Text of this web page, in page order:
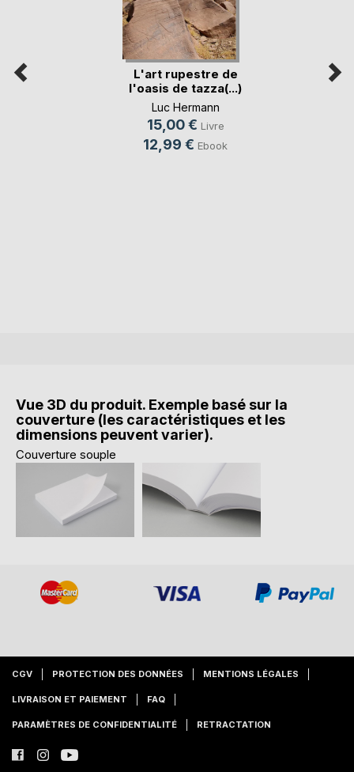
L'art rupestre de
l'oasis de tazza(...)
Luc Hermann
15,00 € Livre
12,99 € Ebook
Vue 3D du produit. Exemple basé sur la
couverture (les caractéristiques et les
dimensions peuvent varier).
Couverture souple
CGV PROTECTION DES DONNÉES MENTIONS LÉGALES
LIVRAISON ET PAIEMENT FAQ
PARAMÈTRES DE CONFIDENTIALITÉ RETRACTATION